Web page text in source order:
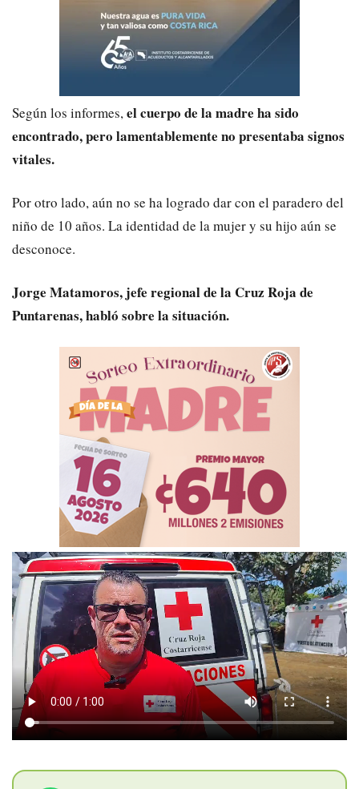
Según los informes,el cuerpo de la madre ha sido
encontrado, pero lamentablemente no presentaba signos
vitales.
Por otro lado, aún no se ha logrado dar con el paradero del
niño de 10 años. La identidad de la mujer y su hijo aún se
desconoce.
Jorge Matamoros, jefe regional de la Cruz Roja de
Puntarenas, habló sobre la situación.